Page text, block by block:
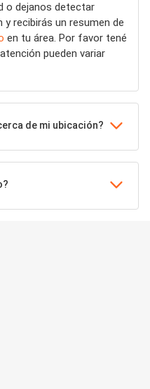
o dejanos detectar
recibirás un resumen de
en tu área. Por favor tené
pueden variar
de mi ubicación?